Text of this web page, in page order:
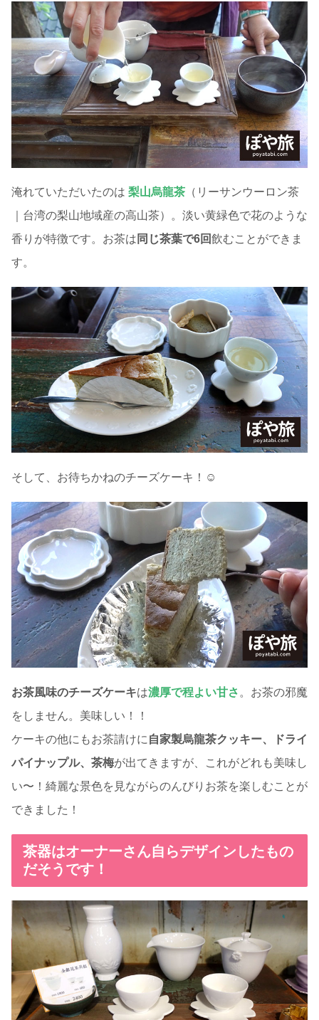
淹れていただいたのは 梨山烏龍茶 （リーサンウーロン茶
｜台湾の梨山地域産の高山茶）。淡い黄緑色で花のような
香りが特徴です。お茶は 同じ茶葉で6回飲むことができま
す。
そして、お待ちかねのチーズケーキ！☺
お茶風味のチーズケーキは濃厚で程よい甘さ 。お茶の邪魔
をしません。美味しい！！
ケーキの他にもお茶請けに 自家製烏龍茶クッキー、ドライ
パイナップル、茶梅が出てきますが、これがどれも美味し
い〜！綺麗な景色を見ながらのんびりお茶を楽しむことが
できました！
茶器はオーナーさん自らデザインしたもの
だそうです！